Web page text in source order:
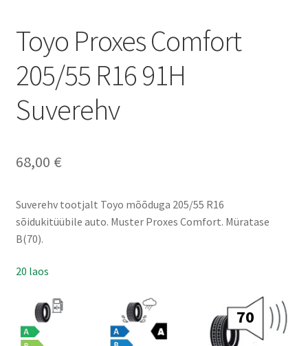
Toyo Proxes Comfort
205/55 R16 91H
Suverehv
68,00 €
Suverehv tootjalt Toyo mõõduga 205/55 R16
sõidukitüübile auto. Muster Proxes Comfort. Müratase
B(70).
20 laos
70